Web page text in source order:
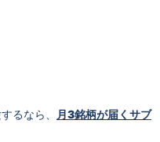
るなら、
月3銘柄が届くサブ